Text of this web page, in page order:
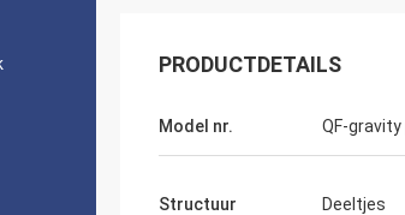
PRODUCTDETAILS
Model nr. QF-
Structuur Deeltjes